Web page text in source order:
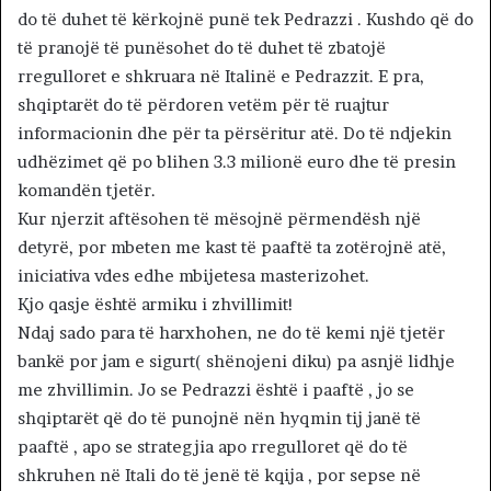
do të duhet të kërkojnë punë tek Pedrazzi . Kushdo që do
të pranojë të punësohet do të duhet të zbatojë
rregulloret e shkruara në Italinë e Pedrazzit. E pra,
shqiptarët do të përdoren vetëm për të ruajtur
informacionin dhe për ta përsëritur atë. Do të ndjekin
udhëzimet që po blihen 3.3 milionë euro dhe të presin
komandën tjetër.
Kur njerzit aftësohen të mësojnë përmendësh një
detyrë, por mbeten me kast të paaftë ta zotërojnë atë,
iniciativa vdes edhe mbijetesa masterizohet.
Kjo qasje është armiku i zhvillimit!
Ndaj sado para të harxhohen, ne do të kemi një tjetër
bankë por jam e sigurt( shënojeni diku) pa asnjë lidhje
me zhvillimin. Jo se Pedrazzi është i paaftë , jo se
shqiptarët që do të punojnë nën hyqmin tij janë të
paaftë , apo se strategjia apo rregulloret që do të
shkruhen në Itali do të jenë të kqija , por sepse në